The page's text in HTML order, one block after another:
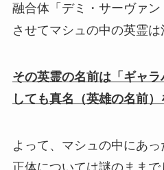
融合体「デミ・サーヴァ
させてマシュの中の英霊は
その英霊の名前は「ギャ
しても真名（英雄の名前）
よって、マシュの中にあ
正体については謎のままで